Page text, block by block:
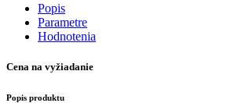
Popis
Parametre
Hodnotenia
Cena na vyžiadanie
Popis produktu